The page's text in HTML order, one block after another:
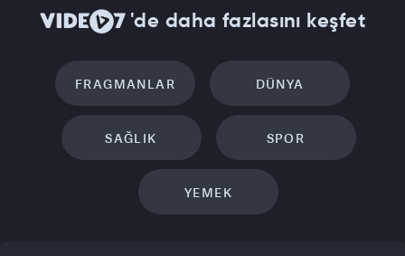
'de daha fazlasını keşfet
FRAGMANLAR DÜNYA
SAĞLIK SPOR
YEMEK